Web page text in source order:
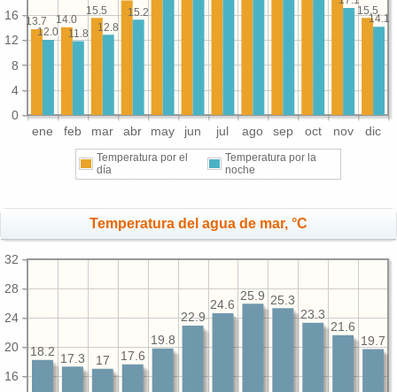
ene feb mar abr may jun jul ago sep oct nov dic
0
4
8
12
16 15.5
15.5
14.0
13.7 14.1
15.2
12.8
11.8
12.0
Temperatura por el
día
Temperatura por la
noche
Temperatura del agua de mar, °C
16
20
24
28
32
19.7
21.6
23.3
25.3
25.9
24.6
22.9
19.8
17.6
17
17.3
18.2